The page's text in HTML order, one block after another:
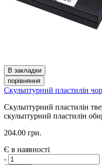
В закладки
порівняння
Скульптурний пластилін
Скульптурний пластилін
скульптурний пластилін
204.00 грн.
Є в наявності
-